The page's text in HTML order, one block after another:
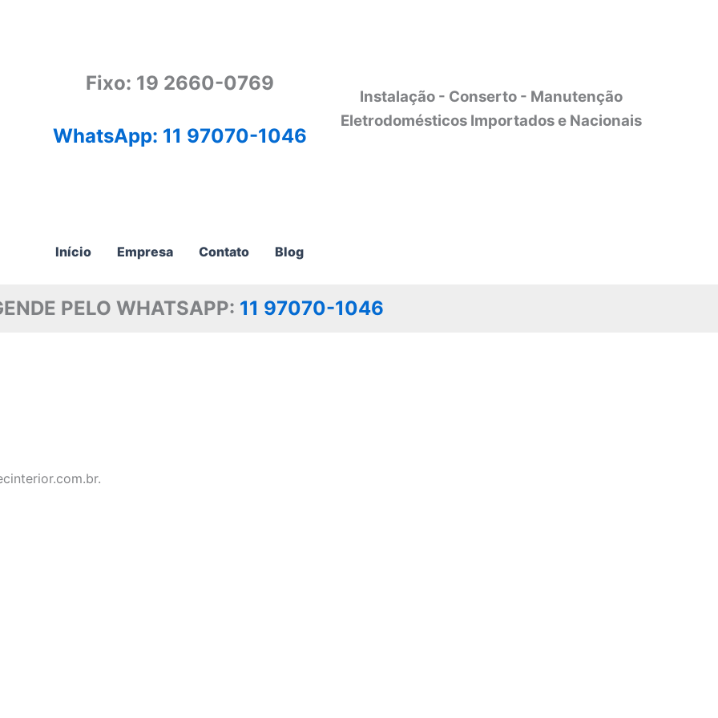
Fixo: 19 2660-0769
WhatsApp: 11 97070-1046
Instalação - Conserto - Manutenção
Eletrodomésticos Importados e Nacionais
Início Empresa Contato Blog
PELO WHATSAPP: 11 97070-1046